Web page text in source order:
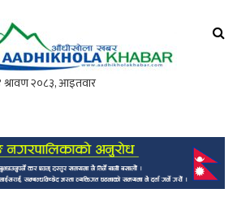
पत्रिका